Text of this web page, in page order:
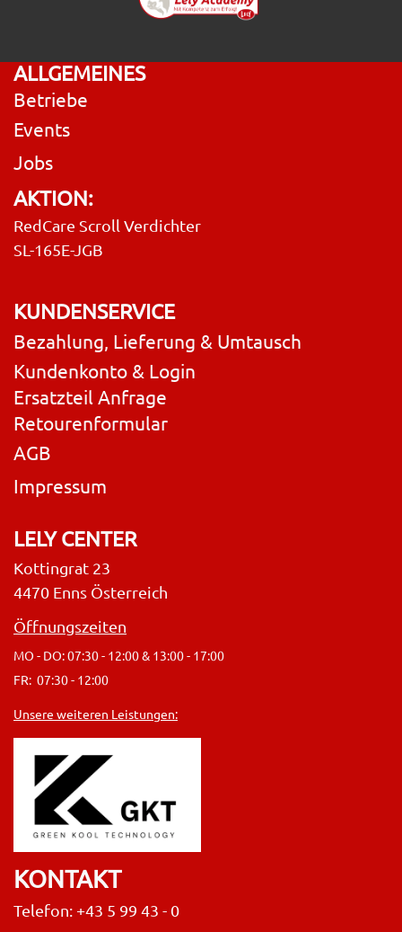
ALLGEMEINES
Betriebe
Events
Jobs
AKTION:
RedCare Scroll Verdichter
SL-165E-JGB
KUNDENSERVICE
Bezahlung, Lieferung & Umtausch
Kundenkonto & Login
Ersatzteil Anfrage
Retourenformular
AGB
Impressum
LELY CENTER
Kottingrat 23
4470 Enns Österreich
Öffnungszeiten
MO - DO: 07:30 - 12:00 & 13:00 - 17:00
FR: 07:30 - 12:00
Unsere weiteren Leistungen:
KONTAKT
Telefon: +43 5 99 43 - 0